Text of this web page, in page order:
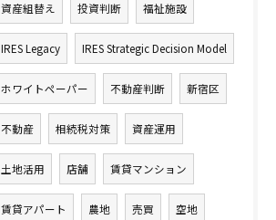
資産組替え 投資判断 福祉施設
IRES Legacy IRES Strategic Decision Model
ホワイトペーパー 不動産判断 新宿区
不動産 相続税対策 資産運用
土地活用 店舗 賃貸マンション
賃貸アパート 農地 売買 空地